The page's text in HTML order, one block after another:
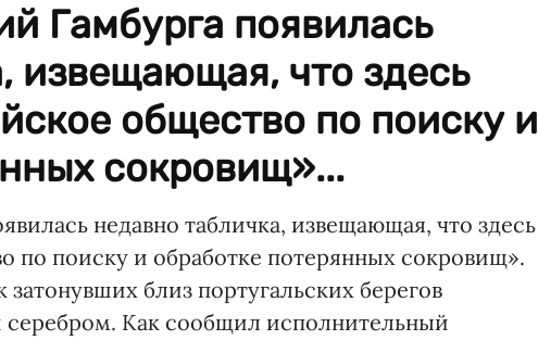
Гамбурга появилась
извещающая, что здесь
общество по поиску и
сокровищ»...
недавно табличка, извещающая, что здесь
по поиску и обработке потерянных сокровищ».
близ португальских берегов
Как сообщил исполнительный